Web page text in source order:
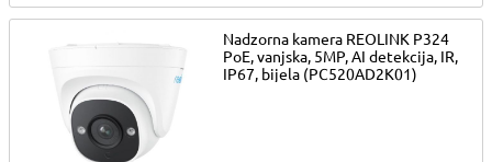
Nadzorna kamera REOLINK P324
PoE, vanjska, 5MP, AI detekcija, IR,
IP67, bijela (PC520AD2K01)